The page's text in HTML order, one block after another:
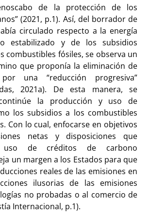
de la protección de los
(2021, p.1). Así, del borrador de
circulado respecto a la energía
estabilizado y de los subsidios
combustibles fósiles, se observa un
que proponía la eliminación de
una “reducción progresiva”
2021a). De esta manera, se
la producción y uso de
los subsidios a los combustibles
Con lo cual, enfocarse en objetivos
netas y disposiciones que
de créditos de carbono
un margen a los Estados para que
reales de las emisiones en
ilusorias de las emisiones
no probadas o al comercio de
Internacional, p.1).